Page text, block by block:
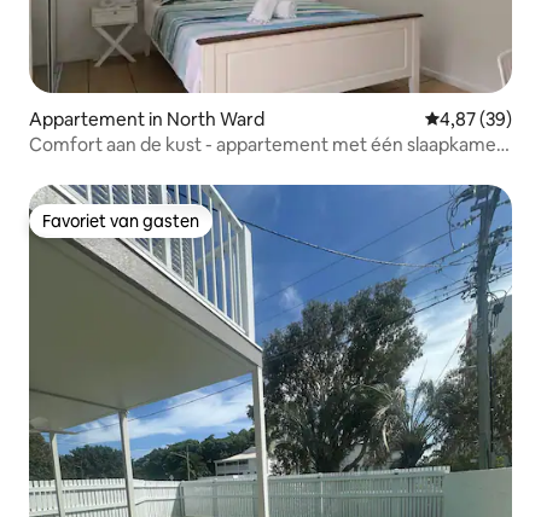
Appartement in North Ward Gemiddelde
4,87 (39)
Comfort aan de kust - appartement met één slaapkamer
Favoriet van gasten
Favoriet van gasten